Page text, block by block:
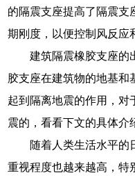
的隔震支座提高了隔震支
期刚度，以便控制风反应
建筑隔震橡胶支座的
胶支座在建筑物的地基和
起到隔离地震的作用，对
震的，看看下文的具体介
随着人类生活水平的
重视程度也越来越高，特